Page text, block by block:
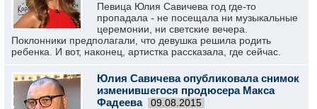
Певица Юлия Савичева год где-то
пропадала - не посещала ни музыкальные
церемонии, ни светские вечера.
Поклонники предполагали, что девушка решила родить
ребенка. И вот, наконец, артистка рассказала, где сейчас.
Юлия Савичева опубликовала снимок
изменившегося продюсера Макса
Фадеева
09.08.2015